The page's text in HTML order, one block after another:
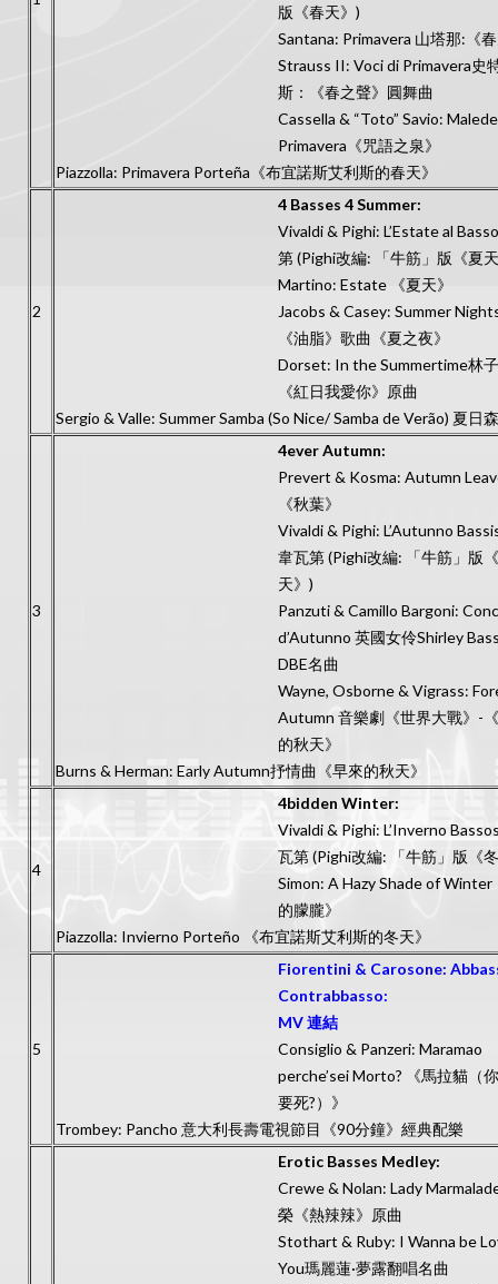
版《春天》)
Santana: Primavera 山塔那:《
Strauss II: Voci di Primavera史
斯：《春之聲》圓舞曲
Cassella & “Toto” Savio:
Primavera《咒語之泉》
Piazzolla: Primavera Porteña《布宜諾斯艾利斯的春天》
2
4 Basses 4 Summer:
Vivaldi & Pighi: L’Estate al
第 (Pighi改編: 「牛筋」版《夏
Martino: Estate 《夏天》
Jacobs & Casey: Summer
《油脂》歌曲《夏之夜》
Dorset: In the Summertime林
《紅日我愛你》原曲
Sergio & Valle: Summer Samba (So Nice/ Samba de Verão) 夏日
3
4ever Autumn:
Prevert & Kosma: Autumn
《秋葉》
Vivaldi & Pighi: L’Autunno
韋瓦第 (Pighi改編: 「牛筋」版
天》)
Panzuti & Camillo Bargoni:
d’Autunno 英國女伶Shirley
DBE名曲
Wayne, Osborne & Vigrass:
Autumn 音樂劇《世界大戰》-
的秋天》
Burns & Herman: Early Autumn抒情曲《早來的秋天》
4
4bidden Winter:
Vivaldi & Pighi: L’Inverno
瓦第 (Pighi改編: 「牛筋」版《
Simon: A Hazy Shade of Winter
的朦朧》
Piazzolla: Invierno Porteño 《布宜諾斯艾利斯的冬天》
5
Fiorentini & Carosone:
Contrabbasso:
MV 連結
Consiglio & Panzeri: Maramao
perche’sei Morto? 《馬拉貓（
要死?）》
Trombey: Pancho 意大利長壽電視節目《90分鐘》經典配樂
Erotic Basses Medley:
Crewe & Nolan: Lady
榮《熱辣辣》原曲
Stothart & Ruby: I Wanna be
You瑪麗蓮·夢露翻唱名曲